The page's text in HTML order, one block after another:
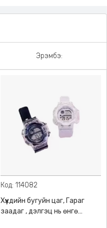
Эрэмбэ:
Код: 114082
Хүүхдийн бугуйн цаг, Гараг
заадаг , дэлгэц нь өнгө